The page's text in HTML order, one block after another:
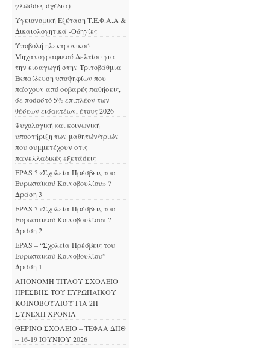
γλώσσες-σχέδια)
Υγειονομική Εξέταση Τ.Ε.Φ.Α.Α &
Δικαιολογητικά -Οδηγίες
Υποβολή ηλεκτρονικού
Μηχανογραφικού Δελτίου για
την εισαγωγή στην Τριτοβάθμια
Εκπαίδευση υποψηφίων που
πάσχουν από σοβαρές παθήσεις,
σε ποσοστό 5% επιπλέον των
θέσεων εισακτέων, έτους 2026
Ψυχολογική και κοινωνική
υποστήριξη των μαθητών/τριών
που συμμετέχουν στις
πανελλαδικές εξετάσεις
EPAS ? «Σχολεία Πρέσβεις του
Ευρωπαϊκού Κοινοβουλίου» ?
Δράση 3
EPAS ? «Σχολεία Πρέσβεις του
Ευρωπαϊκού Κοινοβουλίου» ?
Δράση 2
EPAS – “Σχολεία Πρέσβεις του
Ευρωπαϊκού Κοινοβουλίου” –
Δράση 1
ΑΠΟΝΟΜΗ ΤΙΤΛΟΥ ΣΧΟΛΕΙΟ
ΠΡΕΣΒΗΣ ΤΟΥ ΕΥΡΩΠΑΪΚΟΥ
ΚΟΙΝΟΒΟΥΛΙΟΥ ΓΙΑ 2Η
ΣΥΝΕΧΗ ΧΡΟΝΙΑ
ΘΕΡΙΝΟ ΣΧΟΛΕΙΟ – ΤΕΦΑΑ ΔΠΘ
– 16-19 ΙΟΥΝΙΟΥ 2026